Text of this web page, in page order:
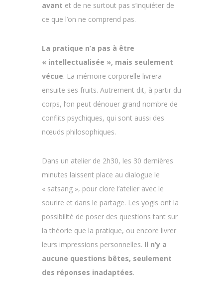
avant et de ne surtout pas s’inquiéter de
ce que l’on ne comprend pas.
La pratique n’a pas à être
« intellectualisée », mais seulement
vécue. La mémoire corporelle livrera
ensuite ses fruits. Autrement dit, à partir du
corps, l’on peut dénouer grand nombre de
conflits psychiques, qui sont aussi des
nœuds philosophiques.
Dans un atelier de 2h30, les 30 dernières
minutes laissent place au dialogue le
« satsang », pour clore l’atelier avec le
sourire et dans le partage. Les yogis ont la
possibilité de poser des questions tant sur
la théorie que la pratique, ou encore livrer
leurs impressions personnelles. Il n’y a
aucune questions bêtes, seulement
des réponses inadaptées.